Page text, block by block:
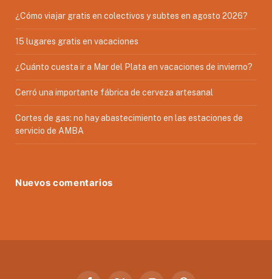
¿Cómo viajar gratis en colectivos y subtes en agosto 2026?
15 lugares gratis en vacaciones
¿Cuánto cuesta ir a Mar del Plata en vacaciones de invierno?
Cerró una importante fábrica de cerveza artesanal
Cortes de gas: no hay abastecimiento en las estaciones de
servicio de AMBA
Nuevos comentarios